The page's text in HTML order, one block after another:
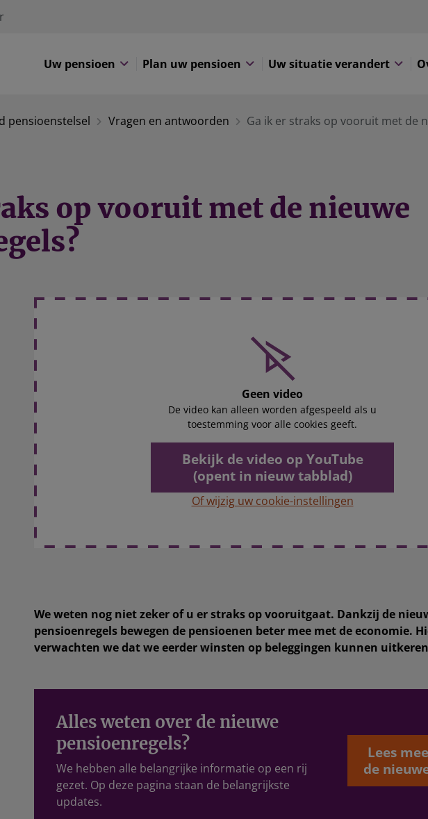
Uw pensioen Plan uw pensioen Uw situatie verandert
pensioenstelsel Vragen en antwoorden Ga ik er straks op vooruit met de
op vooruit met de nieuwe
Geen video
De video kan alleen worden afgespeeld als u
toestemming voor alle cookies geeft.
Bekijk de video op YouTube
(opent in nieuw tabblad)
Of wijzig uw cookie-instellingen
We weten nog niet zeker of u er straks op vooruitgaat. Dankzij de
pensioenregels bewegen de pensioenen beter mee met de economie.
verwachten we dat we eerder winsten op beleggingen kunnen
Alles weten over de nieuwe
pensioenregels?
We hebben alle belangrijke informatie op een rij
gezet. Op deze pagina staan de belangrijkste
updates.
Lees
de